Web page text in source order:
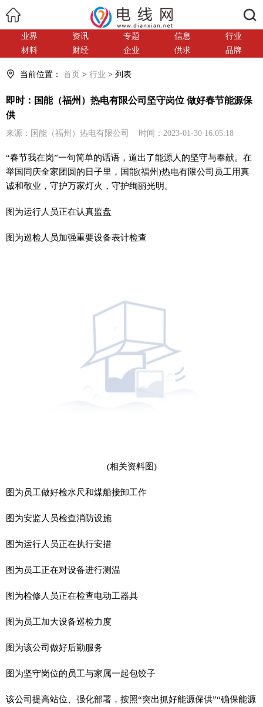
业界 资讯 专题 信息
行业
材料
财经 企业 供求 品牌
当前位置： 首页 > 行业 > 列表
即时：国能（福州）热电有限公司坚守岗位 做好春节能源保
供
来源：国能（福州）热电有限公司 时间：2023-01-30 16:05:18
“春节我在岗”一句简单的话语，道出了能源人的坚守与奉献。在
举国同庆全家团圆的日子里，国能(福州)热电有限公司员工用真
诚和敬业，守护万家灯火，守护绚丽光明。
图为运行人员正在认真监盘
图为巡检人员加强重要设备表计检查
(相关资料图)
图为员工做好检水尺和煤船接卸工作
图为安监人员检查消防设施
图为运行人员正在执行安措
图为员工正在对设备进行测温
图为检修人员正在检查电动工器具
图为员工加大设备巡检力度
图为该公司做好后勤服务
图为坚守岗位的员工与家属一起包饺子
该公司提高站位、强化部署，按照“突出抓好能源保供”“确保能源